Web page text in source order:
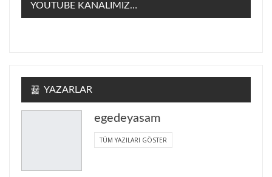
YOUTUBE KANALIMIZ…
YAZARLAR
egedeyasam
TÜM YAZILARI GÖSTER